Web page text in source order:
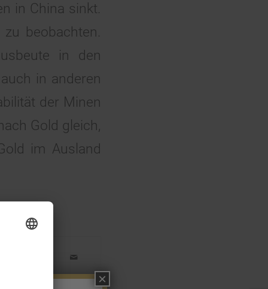
in China sinkt.
beobachten.
in den
in anderen
der Minen
Gold gleich,
im Ausland
×